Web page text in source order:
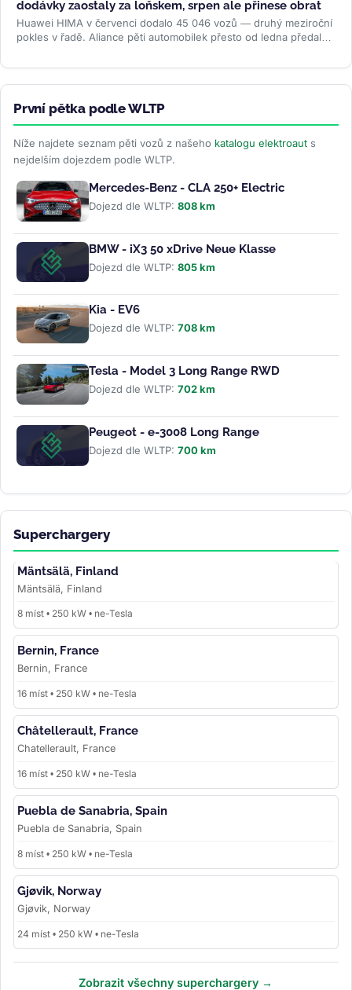
dodávky zaostaly za loňskem, srpen ale přinese obrat
Huawei HIMA v červenci dodalo 45 046 vozů — druhý meziroční
pokles v řadě. Aliance pěti automobilek přesto od ledna předala
První pětka podle WLTP
Níže najdete seznam pěti vozů z našeho katalogu elektroaut s
nejdelším dojezdem podle WLTP.
Mercedes-Benz - CLA 250+ Electric
Dojezd dle WLTP: 808 km
BMW - iX3 50 xDrive Neue Klasse
Dojezd dle WLTP: 805 km
Kia - EV6
Dojezd dle WLTP: 708 km
Tesla - Model 3 Long Range RWD
Dojezd dle WLTP: 702 km
Peugeot - e-3008 Long Range
Dojezd dle WLTP: 700 km
Superchargery
Mäntsälä, Finland
Mäntsälä, Finland
8 míst • 250 kW • ne-Tesla
Bernin, France
Bernin, France
16 míst • 250 kW • ne-Tesla
Châtellerault, France
Chatellerault, France
16 míst • 250 kW • ne-Tesla
Puebla de Sanabria, Spain
Puebla de Sanabria, Spain
8 míst • 250 kW • ne-Tesla
Gjøvik, Norway
Gjøvik, Norway
24 míst • 250 kW • ne-Tesla
Zobrazit všechny superchargery →